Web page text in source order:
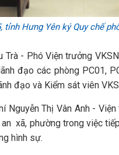
tỉnh Hưng Yên ký Quy chế
- Phó Viện trưởng
đạo các phòng PC01,
đạo và Kiểm sát viên
Nguyễn Thị Vân Anh -
xã, phường trong việc
hình sự.